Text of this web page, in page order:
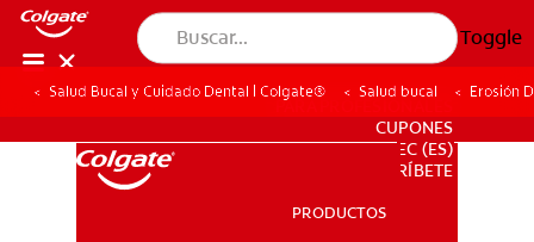
Toggle
PARA PROFESIONALES
CUPONES
EC (ES)
SUSCRÍBETE
PRODUCTOS
Salud Bucal y Cuidado Dental | Colgate® Salud bucal Erosión